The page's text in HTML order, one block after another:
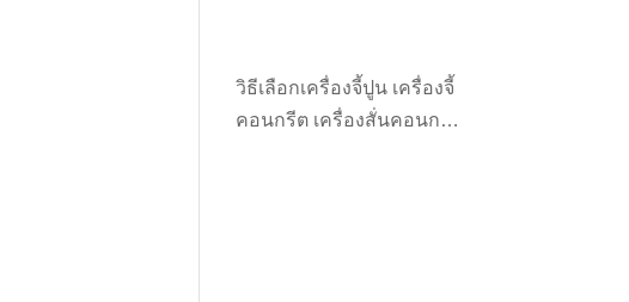
วิธีเลือกเครื่องจี้ปูน เครื่องจี้
คอนกรีต เครื่องสั่นคอนกรีต